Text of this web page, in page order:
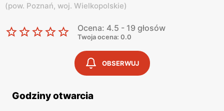
(pow. Poznań, woj. Wielkopolskie)
Ocena: 4.5 - 19 głosów
Twoja ocena: 0.0
OBSERWUJ
Godziny otwarcia